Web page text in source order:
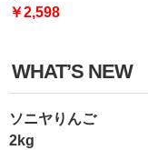
￥2,598
WHAT’S NEW
ソニヤりんご
2kg